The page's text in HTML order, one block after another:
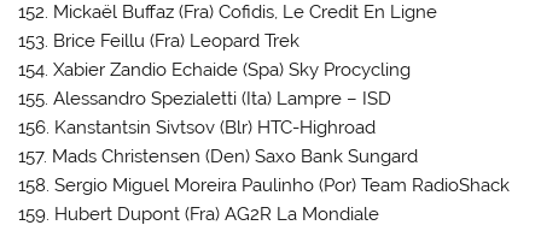
152. Mickaël Buffaz (Fra) Cofidis, Le Credit En Ligne
153. Brice Feillu (Fra) Leopard Trek
154. Xabier Zandio Echaide (Spa) Sky Procycling
155. Alessandro Spezialetti (Ita) Lampre – ISD
156. Kanstantsin Sivtsov (Blr) HTC-Highroad
157. Mads Christensen (Den) Saxo Bank Sungard
158. Sergio Miguel Moreira Paulinho (Por) Team RadioShack
159. Hubert Dupont (Fra) AG2R La Mondiale